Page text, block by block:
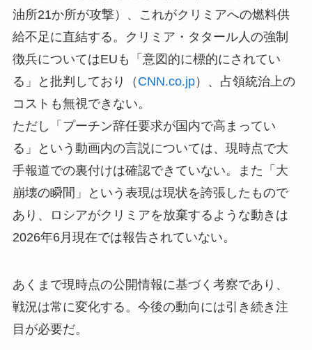
油所21か所が攻撃）、これがクリミアへの燃料供
給不足に直結する。クリミア・タタール人の強制
徴兵についてはEUも「意図的に標的にされてい
る」と批判しており（ CNN.co.jp）、占領統治上の
コストも無視できない。
ただし「プーチン辞任要求が国内で高まってい
る」という動画内の言説については、現時点で大
手報道での裏付けは確認できていない。また「大
崩壊の瞬間」という表現は現状を誇張したもので
あり、ロシアがクリミアを放棄するような動きは
2026年6月現在では報告されていない。
あくまで現時点の公開情報に基づく考察であり、
戦況は常に変化する。今後の動向には引き続き注
目が必要だ。